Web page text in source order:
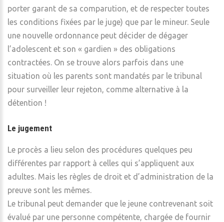
porter garant de sa comparution, et de respecter toutes
les conditions fixées par le juge) que par le mineur. Seule
une nouvelle ordonnance peut décider de dégager
l’adolescent et son « gardien » des obligations
contractées. On se trouve alors parfois dans une
situation où les parents sont mandatés par le tribunal
pour surveiller leur rejeton, comme alternative à la
détention !
Le jugement
Le procès a lieu selon des procédures quelques peu
différentes par rapport à celles qui s’appliquent aux
adultes. Mais les règles de droit et d’administration de la
preuve sont les mêmes.
Le tribunal peut demander que le jeune contrevenant soit
évalué par une personne compétente, chargée de fournir